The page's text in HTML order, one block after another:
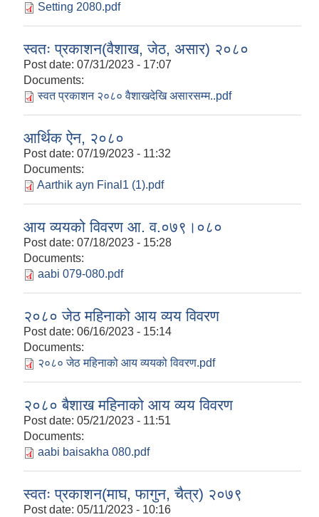
Setting 2080.pdf
स्वतः प्रकाशन(वैशाख, जेठ, असार) २०८०
Post date: 07/31/2023 - 17:07
Documents:
स्वत प्रकाशन २०८० वैशाखदेखि असारसम्म..pdf
आर्थिक ऐन, २०८०
Post date: 07/19/2023 - 11:32
Documents:
Aarthik ayn Final1 (1).pdf
आय व्ययको विवरण आ. व.०७९।०८०
Post date: 07/18/2023 - 15:28
Documents:
aabi 079-080.pdf
२०८० जेठ महिनाको आय व्यय विवरण
Post date: 06/16/2023 - 15:14
Documents:
२०८० जेठ महिनाको आय व्ययको विवरण.pdf
२०८० बैशाख महिनाको आय व्यय विवरण
Post date: 05/21/2023 - 11:51
Documents:
aabi baisakha 080.pdf
स्वतः प्रकाशन(माघ, फागुन, चैत्र) २०७९
Post date: 05/11/2023 - 10:16